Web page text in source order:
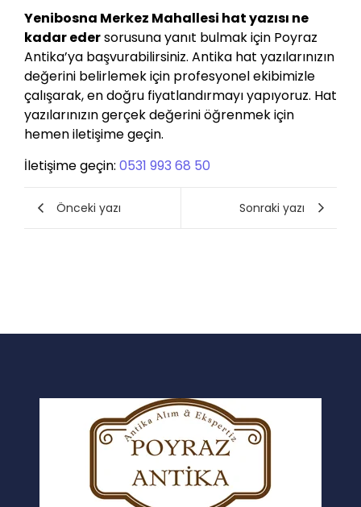
Yenibosna Merkez Mahallesi hat yazısı ne
kadar edersorusuna yanıt bulmak için Poyraz
Antika’ya başvurabilirsiniz. Antika hat yazılarınızın
değerini belirlemek için profesyonel ekibimizle
çalışarak, en doğru fiyatlandırmayı yapıyoruz. Hat
yazılarınızın gerçek değerini öğrenmek için
hemen iletişime geçin.
İletişime geçin: 0531 993 68 50
Önceki yazı Sonraki yazı